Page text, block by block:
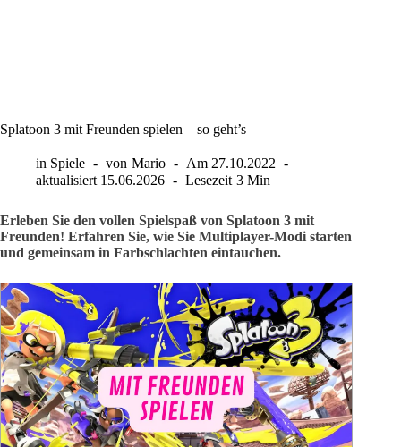
Splatoon 3 mit Freunden spielen – so geht’s
in Spiele von Mario Am 27.10.2022
aktualisiert 15.06.2026 Lesezeit 3 Min
Erleben Sie den vollen Spielspaß von Splatoon 3 mit
Freunden! Erfahren Sie, wie Sie Multiplayer-Modi starten
und gemeinsam in Farbschlachten eintauchen.